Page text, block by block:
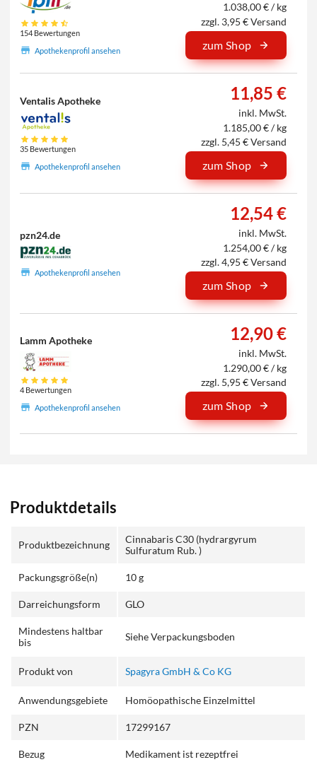
154 Bewertungen
Apothekenprofil ansehen
1.038,00 € / kg
zzgl. 3,95 € Versand
zum Shop
Ventalis Apotheke
35 Bewertungen
Apothekenprofil ansehen
11,85 €
inkl. MwSt.
1.185,00 € / kg
zzgl. 5,45 € Versand
zum Shop
pzn24.de
Apothekenprofil ansehen
12,54 €
inkl. MwSt.
1.254,00 € / kg
zzgl. 4,95 € Versand
zum Shop
Lamm Apotheke
4 Bewertungen
Apothekenprofil ansehen
12,90 €
inkl. MwSt.
1.290,00 € / kg
zzgl. 5,95 € Versand
zum Shop
Produktdetails
Produktbezeichnung
Cinnabaris C30 (hydrargyrum
Sulfuratum Rub. )
Packungsgröße(n) 10 g
Darreichungsform GLO
Mindestens haltbar
bis
Siehe Verpackungsboden
Produkt von Spagyra GmbH & Co KG
Anwendungsgebiete Homöopathische Einzelmittel
PZN 17299167
Bezug Medikament ist rezeptfrei